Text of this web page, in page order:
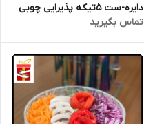
دایره-ست 5تیکه پذیرایی چوبی
پایه دار طرح دایره
تماس بگیرید